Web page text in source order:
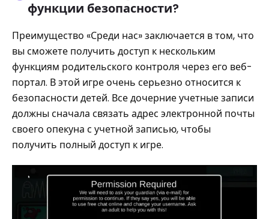
функции безопасности?
Преимущество «Среди нас» заключается в том, что
вы сможете получить доступ к нескольким
функциям родительского контроля через его веб-
портал. В этой игре очень серьезно относится к
безопасности детей. Все дочерние учетные записи
должны сначала связать адрес электронной почты
своего опекуна с учетной записью, чтобы
получить полный доступ к игре.